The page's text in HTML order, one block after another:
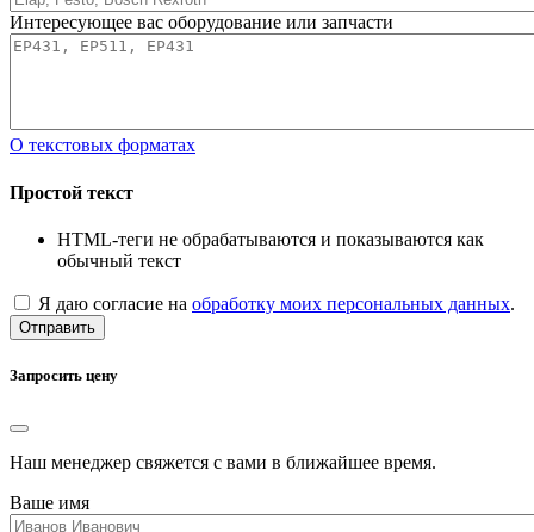
Интересующее вас оборудование или запчасти
О текстовых форматах
Простой текст
HTML-теги не обрабатываются и показываются как
обычный текст
Я даю согласие на обработку моих персональных данных.
Отправить
Запросить цену
Наш менеджер свяжется с вами в ближайшее время.
Ваше имя